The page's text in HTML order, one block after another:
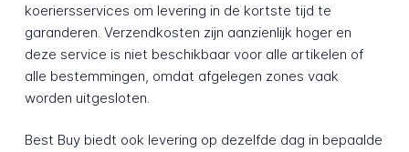
koeriersservices om levering in de kortste tijd te
garanderen. Verzendkosten zijn aanzienlijk hoger en
deze service is niet beschikbaar voor alle artikelen of
alle bestemmingen, omdat afgelegen zones vaak
worden uitgesloten.
Best Buy biedt ook levering op dezelfde dag in bepaalde